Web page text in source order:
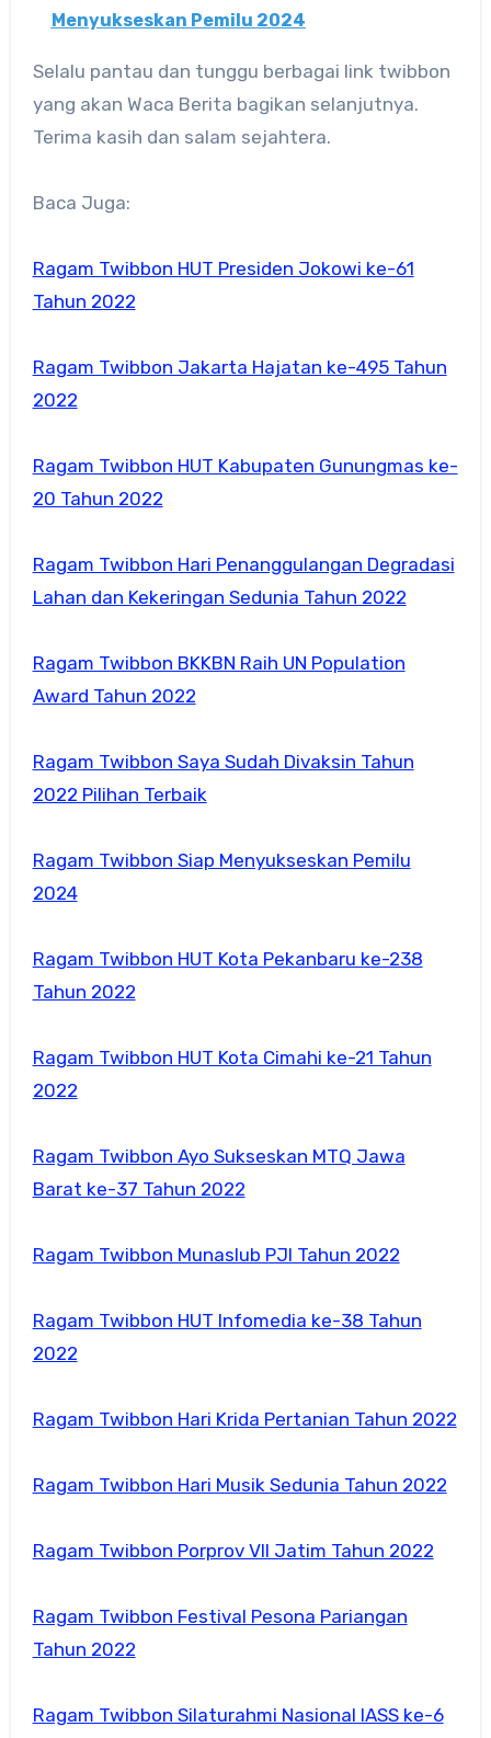
Menyukseskan Pemilu 2024
Selalu pantau dan tunggu berbagai link twibbon
yang akan Waca Berita bagikan selanjutnya.
Terima kasih dan salam sejahtera.
Baca Juga:
Ragam Twibbon HUT Presiden Jokowi ke-61
Tahun 2022
Ragam Twibbon Jakarta Hajatan ke-495 Tahun
2022
Ragam Twibbon HUT Kabupaten Gunungmas ke-
20 Tahun 2022
Ragam Twibbon Hari Penanggulangan Degradasi
Lahan dan Kekeringan Sedunia Tahun 2022
Ragam Twibbon BKKBN Raih UN Population
Award Tahun 2022
Ragam Twibbon Saya Sudah Divaksin Tahun
2022 Pilihan Terbaik
Ragam Twibbon Siap Menyukseskan Pemilu
2024
Ragam Twibbon HUT Kota Pekanbaru ke-238
Tahun 2022
Ragam Twibbon HUT Kota Cimahi ke-21 Tahun
2022
Ragam Twibbon Ayo Sukseskan MTQ Jawa
Barat ke-37 Tahun 2022
Ragam Twibbon Munaslub PJI Tahun 2022
Ragam Twibbon HUT Infomedia ke-38 Tahun
2022
Ragam Twibbon Hari Krida Pertanian Tahun 2022
Ragam Twibbon Hari Musik Sedunia Tahun 2022
Ragam Twibbon Porprov VII Jatim Tahun 2022
Ragam Twibbon Festival Pesona Pariangan
Tahun 2022
Ragam Twibbon Silaturahmi Nasional IASS ke-6